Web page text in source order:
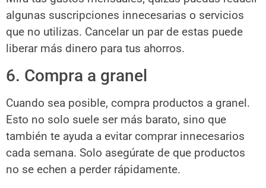
algunas suscripciones innecesarias o servicios
que no utilizas. Cancelar un par de estas puede
liberar más dinero para tus ahorros.
6. Compra a granel
Cuando sea posible, compra productos a granel.
Esto no solo suele ser más barato, sino que
también te ayuda a evitar comprar innecesarios
cada semana. Solo asegúrate de que productos
no se echen a perder rápidamente.